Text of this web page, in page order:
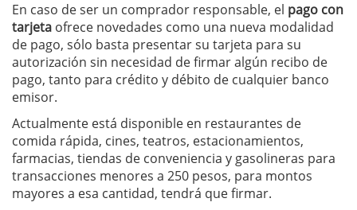
En caso de ser un comprador responsable, el pago con
tarjeta ofrece novedades como una nueva modalidad
de pago, sólo basta presentar su tarjeta para su
autorización sin necesidad de firmar algún recibo de
pago, tanto para crédito y débito de cualquier banco
emisor.
Actualmente está disponible en restaurantes de
comida rápida, cines, teatros, estacionamientos,
farmacias, tiendas de conveniencia y gasolineras para
transacciones menores a 250 pesos, para montos
mayores a esa cantidad, tendrá que firmar.